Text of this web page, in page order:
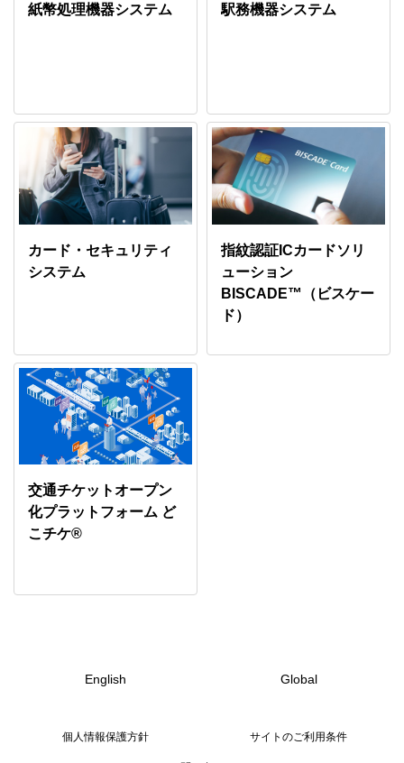
紙幣処理機器システム 駅務機器システム
カード・セキュリティ
システム
指紋認証ICカードソリ
ューション
BISCADE™（ビスケー
ド）
交通チケットオープン
化プラットフォーム ど
こチケ®
English Global
個人情報保護方針 サイトのご利用条件